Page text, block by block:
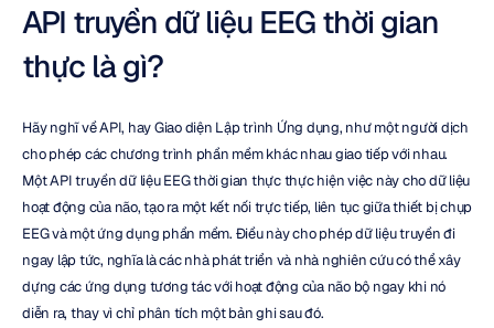
API truyền dữ liệu EEG thời gian
thực là gì?
Hãy nghĩ về API, hay Giao diện Lập trình Ứng dụng, như một người dịch
cho phép các chương trình phần mềm khác nhau giao tiếp với nhau.
Một API truyền dữ liệu EEG thời gian thực thực hiện việc này cho dữ liệu
hoạt động của não, tạo ra một kết nối trực tiếp, liên tục giữa thiết bị chụp
EEG và một ứng dụng phần mềm. Điều này cho phép dữ liệu truyền đi
ngay lập tức, nghĩa là các nhà phát triển và nhà nghiên cứu có thể xây
dựng các ứng dụng tương tác với hoạt động của não bộ ngay khi nó
diễn ra, thay vì chỉ phân tích một bản ghi sau đó.